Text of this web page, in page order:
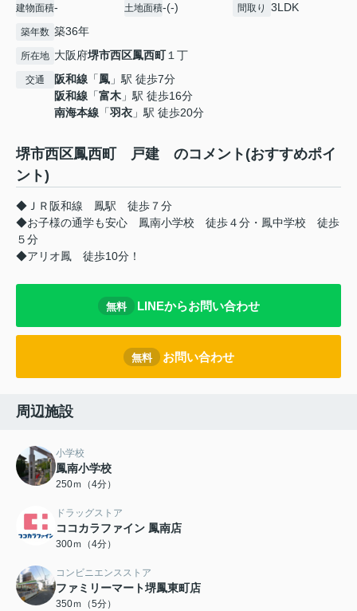
建物面積- 土地面積-(-) 間取り 3LDK
築年数 築36年
所在地 大阪府堺市西区鳳西町１丁
交通 阪和線 「鳳 」駅 徒歩7分
阪和線 「富木 」駅 徒歩16分
南海本線 「羽衣 」駅 徒歩20分
堺市西区鳳西町 戸建 のコメント(おすすめポイ
ント)
◆ＪＲ阪和線 鳳駅 徒歩７分
◆お子様の通学も安心 鳳南小学校 徒歩４分・鳳中学校 徒歩
５分
◆アリオ鳳 徒歩10分！
無料 LINEからお問い合わせ
無料 お問い合わせ
周辺施設
小学校
鳳南小学校
250ｍ（4分）
ドラッグストア
ココカラファイン 鳳南店
300ｍ（4分）
コンビニエンスストア
ファミリーマート堺鳳東町店
350ｍ（5分）